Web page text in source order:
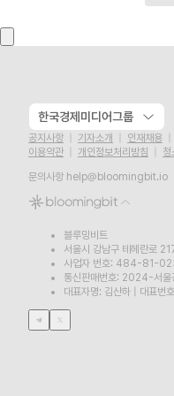
한국경제미디어그룹
공지사항 기자소개 인재채용
이용약관
개인정보처리방침 청
문의사항 help@bloomingbit.io
블루밍비트
서울시 강남구 테헤란로
사업자 번호: 484-81-
통신판매번호: 2024-서울
대표자명: 김산하
대표